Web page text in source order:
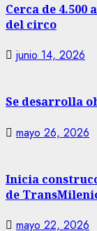
Cerca de
del circo
junio 14, 2026
Se desarrolla
mayo 26, 2026
Inicia
de
mayo 22, 2026